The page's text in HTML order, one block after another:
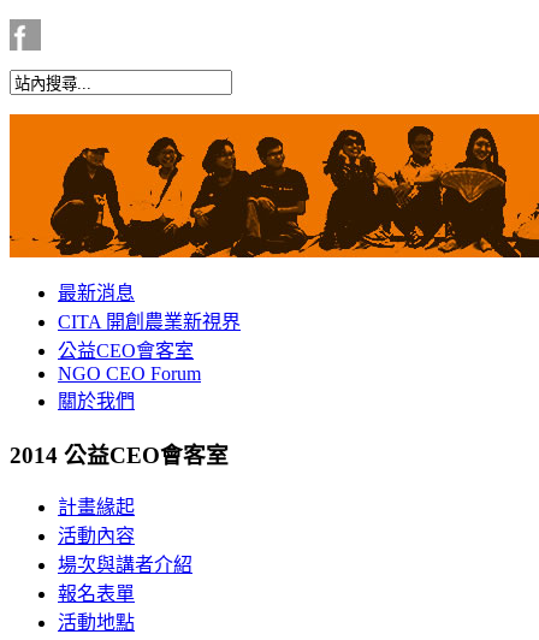
最新消息
CITA 開創農業新視界
公益CEO會客室
NGO CEO Forum
關於我們
2014 公益CEO會客室
計畫緣起
活動內容
場次與講者介紹
報名表單
活動地點